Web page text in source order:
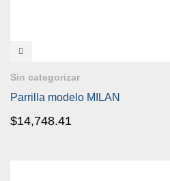
Sin categorizar
Parrilla modelo MILAN
$14,748.41